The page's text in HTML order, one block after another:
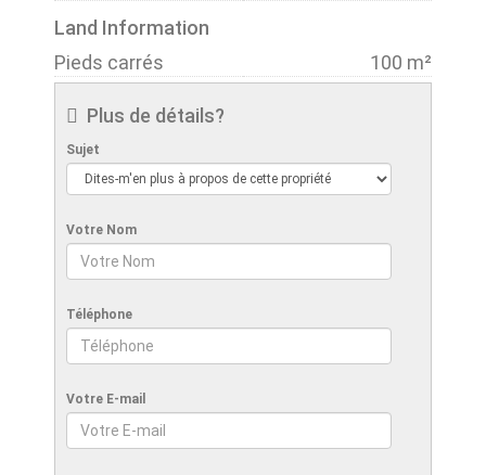
Land Information
Pieds carrés
100 m²
Plus de détails?
Sujet
Votre Nom
Téléphone
Votre E-mail